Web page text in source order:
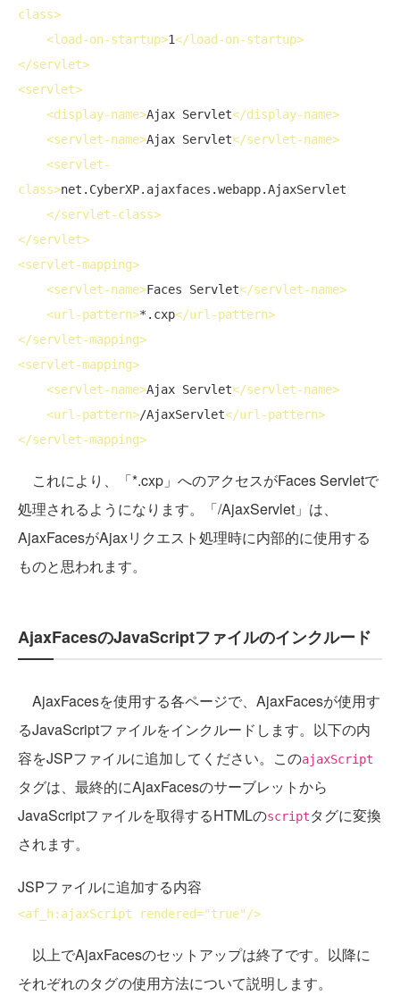
class>
<load-on-startup>1</load-on-startup>
</servlet>
<servlet>
<display-name>Ajax Servlet</display-name>
<servlet-name>Ajax Servlet</servlet-name>
<servlet-
class>net.CyberXP.ajaxfaces.webapp.AjaxServlet
</servlet-class>
</servlet>
<servlet-mapping>
<servlet-name>Faces Servlet</servlet-name>
<url-pattern>*.cxp</url-pattern>
</servlet-mapping>
<servlet-mapping>
<servlet-name>Ajax Servlet</servlet-name>
<url-pattern>/AjaxServlet</url-pattern>
</servlet-mapping>
これにより、「*.cxp」へのアクセスがFaces Servletで
処理されるようになります。「/AjaxServlet」は、
AjaxFacesがAjaxリクエスト処理時に内部的に使用する
ものと思われます。
AjaxFacesのJavaScriptファイルのインクルード
AjaxFacesを使用する各ページで、AjaxFacesが使用す
るJavaScriptファイルをインクルードします。以下の内
容をJSPファイルに追加してください。このajaxScript
タグは、最終的にAjaxFacesのサーブレットから
JavaScriptファイルを取得するHTMLのscriptタグに変換
されます。
JSPファイルに追加する内容
<af_h:ajaxScript rendered="true"/>
以上でAjaxFacesのセットアップは終了です。以降に
それぞれのタグの使用方法について説明します。